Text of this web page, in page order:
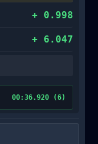
+ 0.998
+ 6.047
00:36.920 (6)